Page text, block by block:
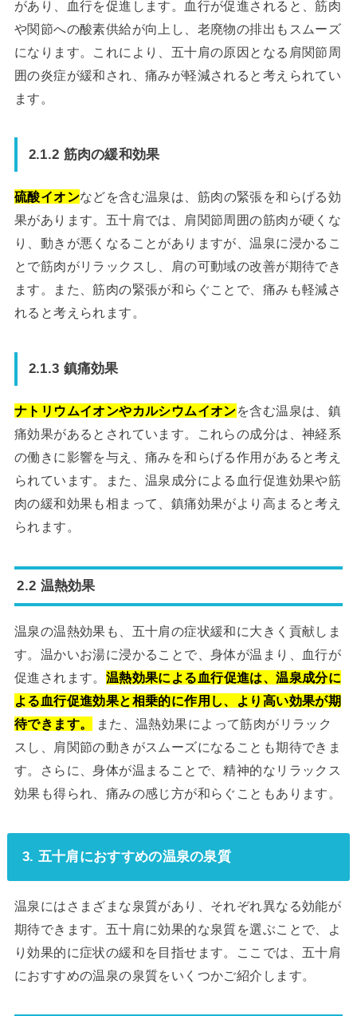
があり、血行を促進します。血行が促進されると、筋肉
や関節への酸素供給が向上し、老廃物の排出もスムーズ
になります。これにより、五十肩の原因となる肩関節周
囲の炎症が緩和され、痛みが軽減されると考えられてい
ます。
2.1.2 筋肉の緩和効果
硫酸イオンなどを含む温泉は、筋肉の緊張を和らげる効
果があります。五十肩では、肩関節周囲の筋肉が硬くな
り、動きが悪くなることがありますが、温泉に浸かるこ
とで筋肉がリラックスし、肩の可動域の改善が期待でき
ます。また、筋肉の緊張が和らぐことで、痛みも軽減さ
れると考えられます。
2.1.3 鎮痛効果
ナトリウムイオンやカルシウムイオンを含む温泉は、鎮
痛効果があるとされています。これらの成分は、神経系
の働きに影響を与え、痛みを和らげる作用があると考え
られています。また、温泉成分による血行促進効果や筋
肉の緩和効果も相まって、鎮痛効果がより高まると考え
られます。
2.2 温熱効果
温泉の温熱効果も、五十肩の症状緩和に大きく貢献しま
す。温かいお湯に浸かることで、身体が温まり、血行が
促進されます。 温熱効果による血行促進は、温泉成分に
よる血行促進効果と相乗的に作用し、より高い効果が期
待できます。
また、温熱効果によって筋肉がリラック
スし、肩関節の動きがスムーズになることも期待できま
す。さらに、身体が温まることで、精神的なリラックス
効果も得られ、痛みの感じ方が和らぐこともあります。
3. 五十肩におすすめの温泉の泉質
温泉にはさまざまな泉質があり、それぞれ異なる効能が
期待できます。五十肩に効果的な泉質を選ぶことで、よ
り効果的に症状の緩和を目指せます。ここでは、五十肩
におすすめの温泉の泉質をいくつかご紹介します。